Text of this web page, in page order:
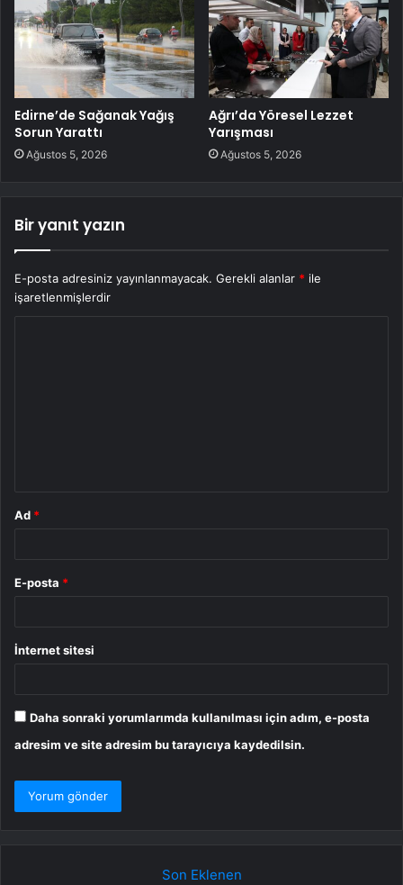
Edirne’de Sağanak Yağış
Sorun Yarattı
Ağustos 5, 2026
Ağrı’da Yöresel Lezzet
Yarışması
Ağustos 5, 2026
Bir yanıt yazın
E-posta adresiniz yayınlanmayacak. Gerekli alanlar * ile
işaretlenmişlerdir
Ad *
E-posta *
İnternet sitesi
Daha sonraki yorumlarımda kullanılması için adım, e-posta
adresim ve site adresim bu tarayıcıya kaydedilsin.
Son Eklenen